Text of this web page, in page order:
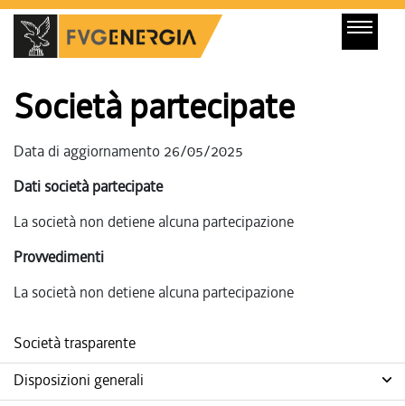
Società partecipate
Data di aggiornamento 26/05/2025
Dati società partecipate
La società non detiene alcuna partecipazione
Provvedimenti
La società non detiene alcuna partecipazione
Società trasparente
Disposizioni generali